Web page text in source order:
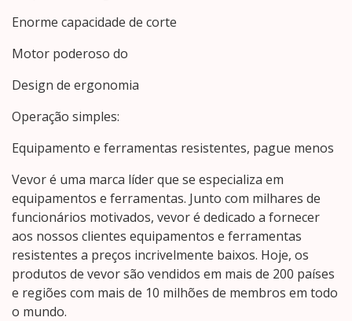
Enorme capacidade de corte
Motor poderoso do
Design de ergonomia
Operação simples:
Equipamento e ferramentas resistentes, pague menos
Vevor é uma marca líder que se especializa em
equipamentos e ferramentas. Junto com milhares de
funcionários motivados, vevor é dedicado a fornecer
aos nossos clientes equipamentos e ferramentas
resistentes a preços incrivelmente baixos. Hoje, os
produtos de vevor são vendidos em mais de 200 países
e regiões com mais de 10 milhões de membros em todo
o mundo.